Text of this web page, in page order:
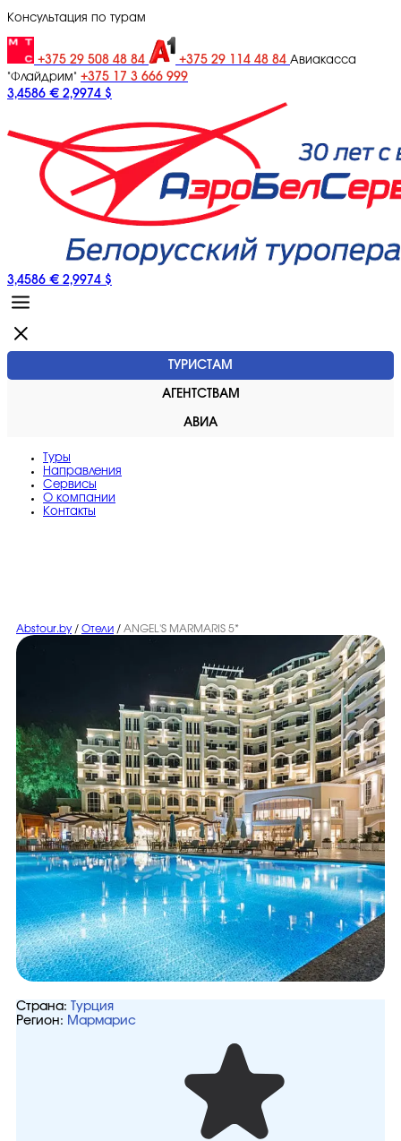
Консультация по турам
+375 29 508 48 84 +375 29 114 48 84 Авиакасса
"Флайдрим" +375 17 3 666 999
3,4586 € 2,9974 $
3,4586 € 2,9974 $
ТУРИСТАМ
АГЕНТСТВАМ
АВИА
Туры
Направления
Сервисы
O компании
Контакты
Abstour.by / Отели / ANGEL'S MARMARIS 5*
Страна:
Турция
Регион: Мармарис